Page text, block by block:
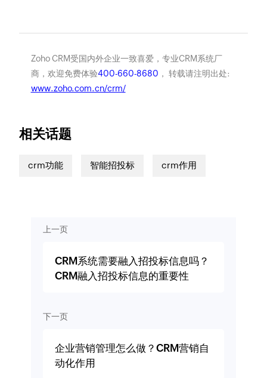
Zoho CRM受国内外企业一致喜爱，专业CRM系统厂
商，欢迎免费体验400-660-8680 ， 转载请注明出处:
www.zoho.com.cn/crm/
相关话题
crm功能 智能招投标 crm作用
上一页
CRM系统需要融入招投标信息吗？
CRM融入招投标信息的重要性
下一页
企业营销管理怎么做？CRM营销自
动化作用